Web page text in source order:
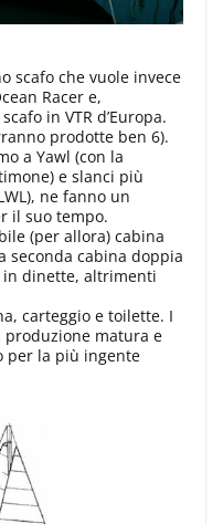
scafo che vuole invece
Racer e,
in VTR d’Europa.
prodotte ben 6).
a Yawl (con la
e slanci più
ne fanno un
il suo tempo.
(per allora) cabina
seconda cabina doppia
dinette, altrimenti
carteggio e toilette. I
produzione matura e
per la più ingente